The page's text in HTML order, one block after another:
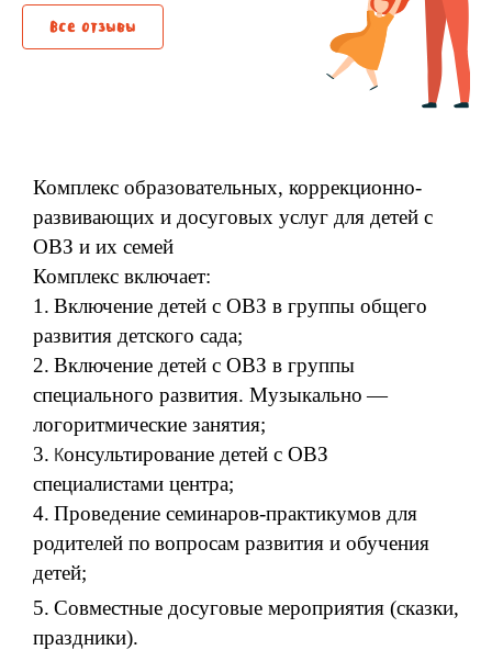
Все отзывы
Комплекс образовательных, коррекционно-
развивающих и досуговых услуг для детей с
ОВЗ и их семей
Комплекс включает:
1. Включение детей с ОВЗ в группы общего
развития детского сада;
2. Включение детей с ОВЗ в группы
специального развития. Музыкально —
логоритмические занятия;
3. Консультирование детей с ОВЗ
специалистами центра;
4. Проведение семинаров-практикумов для
родителей по вопросам развития и обучения
детей;
5. Совместные досуговые мероприятия (сказки,
праздники).